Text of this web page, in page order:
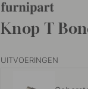
Knop T
UITVOERINGEN